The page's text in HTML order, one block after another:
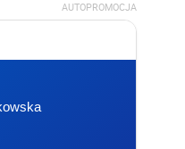
AUTOPROMOCJA